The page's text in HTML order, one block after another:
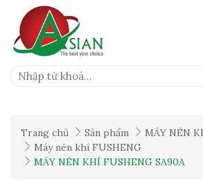
Trang chủ Sản phẩm
MÁY NÉN
Máy nén khí FUSHENG
MÁY NÉN KHÍ FUSHENG SA90A